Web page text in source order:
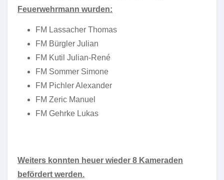
Feuerwehrmann wurden:
FM Lassacher Thomas
FM Bürgler Julian
FM Kutil Julian-René
FM Sommer Simone
FM Pichler Alexander
FM Zeric Manuel
FM Gehrke Lukas
Weiters konnten heuer wieder 8 Kameraden
befördert werden.